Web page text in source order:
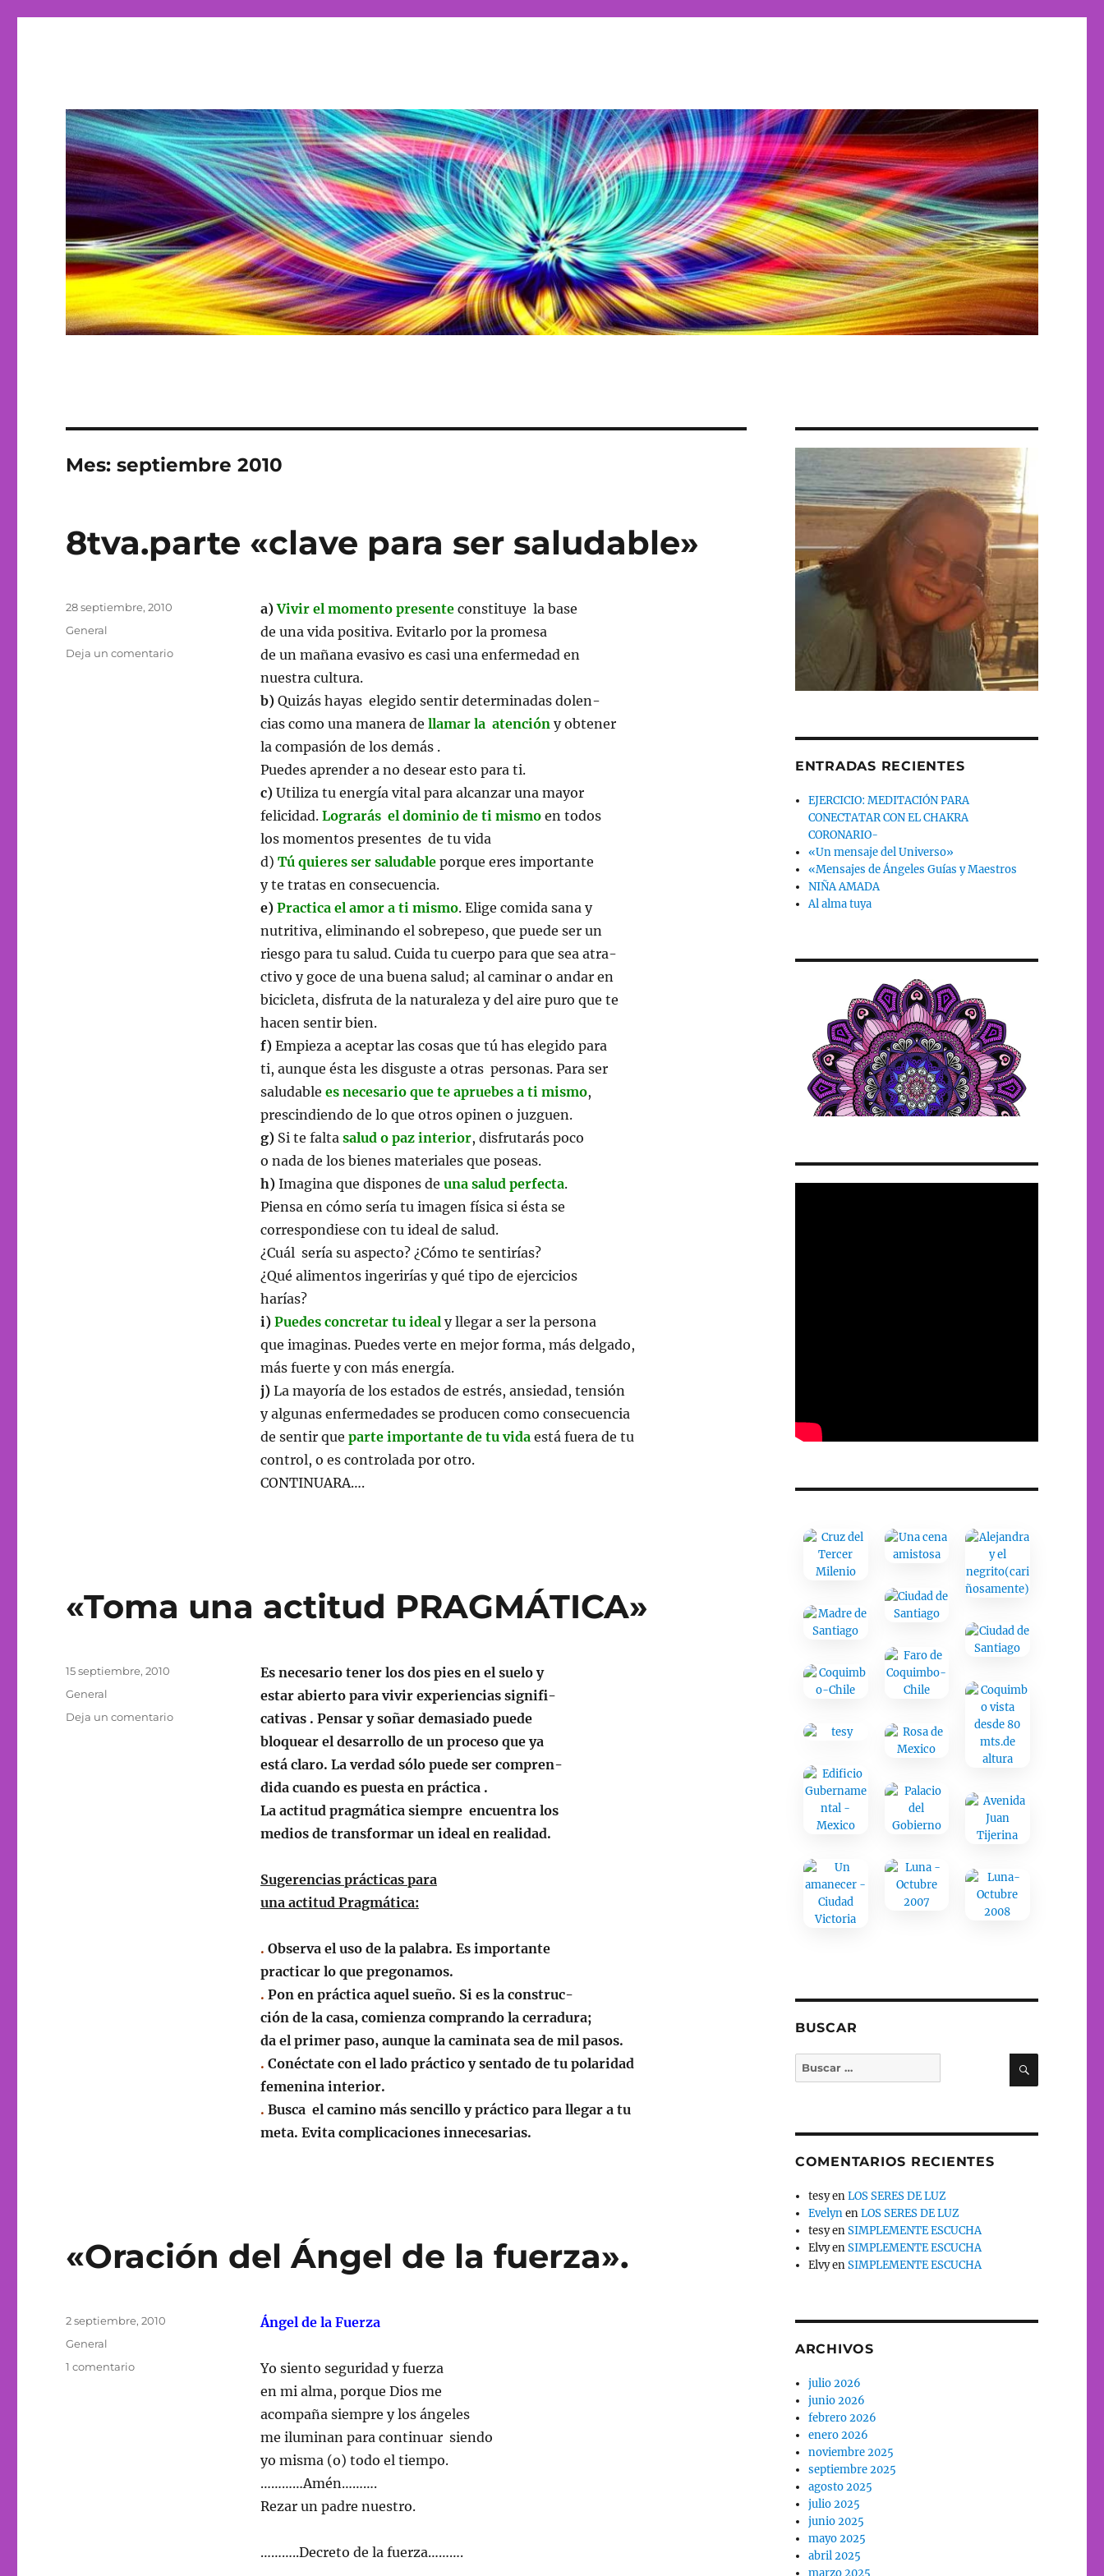
Mes:septiembre 2010
8tva.parte «clave para ser saludable»
a) Vivir el momento presente constituye la base
de una vida positiva. Evitarlo por la promesa
de un mañana evasivo es casi una enfermedad en
nuestra cultura.
b)Quizás hayas elegido sentir determinadas dolen-
cias como una manera de llamar la atencióny obtener
la compasión de los demás .
Puedes aprender a no desear esto para ti.
c)Utiliza tu energía vital para alcanzar una mayor
felicidad. Lograrás el dominio de ti mismoen todos
los momentos presentes de tu vida
d) Tú quieres ser saludableporque eres importante
y te tratas en consecuencia.
e)Practica el amor a ti mismo. Elige comida sana y
nutritiva, eliminando el sobrepeso, que puede ser un
riesgo para tu salud. Cuida tu cuerpo para que sea atra-
ctivo y goce de una buena salud; al caminar o andar en
bicicleta, disfruta de la naturaleza y del aire puro que te
hacen sentir bien.
f)Empieza a aceptar las cosas que tú has elegido para
ti, aunque ésta les disguste a otras personas. Para ser
saludable es necesario que te apruebes a ti mismo,
prescindiendo de lo que otros opinen o juzguen.
g)Si te falta salud o paz interior, disfrutarás poco
o nada de los bienes materiales que poseas.
h)Imagina que dispones de una salud perfecta.
Piensa en cómo sería tu imagen física si ésta se
correspondiese con tu ideal de salud.
¿Cuál sería su aspecto? ¿Cómo te sentirías?
¿Qué alimentos ingerirías y qué tipo de ejercicios
harías?
i) Puedes concretar tu idealy llegar a ser la persona
que imaginas. Puedes verte en mejor forma, más delgado,
más fuerte y con más energía.
j)La mayoría de los estados de estrés, ansiedad, tensión
y algunas enfermedades se producen como consecuencia
de sentir que parte importante de tu vidaestá fuera de tu
control, o es controlada por otro.
CONTINUARA….
Publicado
28 septiembre, 2010
Categorías
General
Deja un comentarioen
«Toma una actitud PRAGMÁTICA»
Es necesario tener los dos pies en el suelo y
estar abierto para vivir experiencias signifi-
cativas . Pensar y soñar demasiado puede
bloquear el desarrollo de un proceso que ya
está claro. La verdad sólo puede ser compren-
dida cuando es puesta en práctica .
La actitud pragmática siempre encuentra los
medios de transformar un ideal en realidad.
Sugerencias prácticas para
una actitud Pragmática:
. Observa el uso de la palabra. Es importante
practicar lo que pregonamos.
. Pon en práctica aquel sueño. Si es la construc-
ción de la casa, comienza comprando la cerradura;
da el primer paso, aunque la caminata sea de mil pasos.
. Conéctate con el lado práctico y sentado de tu polaridad
femenina interior.
. Busca el camino más sencillo y práctico para llegar a tu
meta. Evita complicaciones innecesarias.
Publicado
15 septiembre, 2010
Categorías
General
Deja un comentarioen
«Oración del Ángel de la fuerza».
Ángel de la Fuerza
Yo siento seguridad y fuerza
en mi alma, porque Dios me
acompaña siempre y los ángeles
me iluminan para continuar siendo
yo misma (o) todo el tiempo.
…………Amén……….
Rezar un padre nuestro.
………..Decreto de la fuerza……….
Publicado
2 septiembre, 2010
Categorías
General
1 comentarioen
ENTRADAS RECIENTES
EJERCICIO: MEDITACIÓN PARA
CONECTATAR CON EL CHAKRA
CORONARIO-
«Un mensaje del Universo»
«Mensajes de Ángeles Guías y Maestros
NIÑA AMADA
Al alma tuya
BUSCAR
Buscar
por:
COMENTARIOS RECIENTES
tesyenLOS SERES DE LUZ
EvelynenLOS SERES DE LUZ
tesyenSIMPLEMENTE ESCUCHA
ElvyenSIMPLEMENTE ESCUCHA
ElvyenSIMPLEMENTE ESCUCHA
ARCHIVOS
julio 2026
junio 2026
febrero 2026
enero 2026
noviembre 2025
septiembre 2025
agosto 2025
julio 2025
junio 2025
mayo 2025
abril 2025